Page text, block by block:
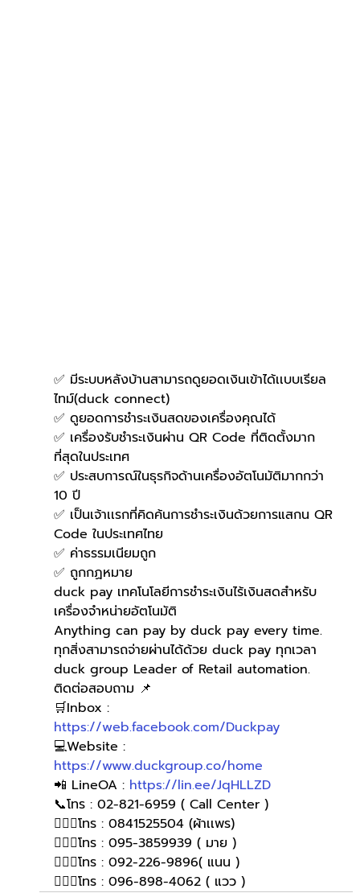
✅ มีระบบหลังบ้านสามารถดูยอดเงินเข้าได้เเบบเรียล
ไทม์(duck connect)
✅ ดูยอดการชำระเงินสดของเครื่องคุณได้
✅ เครื่องรับชำระเงินผ่าน QR Code ที่ติดตั้งมาก
ที่สุดในประเทศ
✅ ประสบการณ์ในธุรกิจด้านเครื่องอัตโนมัติมากกว่า
10 ปี
✅ เป็นเจ้าเเรกที่คิดค้นการชำระเงินด้วยการแสกน QR
Code ในประเทศไทย
✅ ค่าธรรมเนียมถูก
✅ ถูกกฏหมาย
duck pay เทคโนโลยีการชำระเงินไร้เงินสดสำหรับ
เครื่องจำหน่ายอัตโนมัติ
Anything can pay by duck pay every time.
ทุกสิ่งสามารถจ่ายผ่านได้ด้วย duck pay ทุกเวลา
duck group Leader of Retail automation.
ติดต่อสอบถาม 📌
🛒Inbox :
https://web.facebook.com/Duckpay
💻Website :
https://www.duckgroup.co/home
📲 LineOA : https://lin.ee/JqHLLZD
📞โทร : 02-821-6959 ( Call Center )
🙋🏻‍♀️โทร : 0841525504 (ผ้าเเพร)
🙋🏻‍♀️โทร : 095-3859939 ( มาย )
🙋🏻‍♀️โทร : 092-226-9896( แนน )
🙋🏻‍♀โทร : 096-898-4062 ( แวว )